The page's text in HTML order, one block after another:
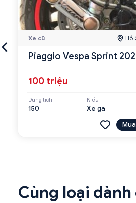
Xe cũ Hồ
Piaggio Vespa Sprint
100 triệu
Dung tích
150
Kiểu
Xe ga
Cùng loại